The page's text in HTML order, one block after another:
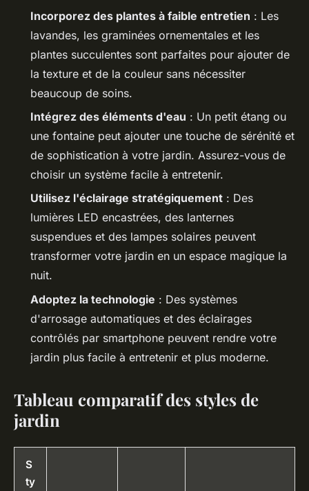
Incorporez des plantes à faible entretien : Les
lavandes, les graminées ornementales et les
plantes succulentes sont parfaites pour ajouter de
la texture et de la couleur sans nécessiter
beaucoup de soins.
Intégrez des éléments d'eau : Un petit étang ou
une fontaine peut ajouter une touche de sérénité et
de sophistication à votre jardin. Assurez-vous de
choisir un système facile à entretenir.
Utilisez l'éclairage stratégiquement : Des
lumières LED encastrées, des lanternes
suspendues et des lampes solaires peuvent
transformer votre jardin en un espace magique la
nuit.
Adoptez la technologie : Des systèmes
d'arrosage automatiques et des éclairages
contrôlés par smartphone peuvent rendre votre
jardin plus facile à entretenir et plus moderne.
Tableau comparatif des styles de
jardin
S
ty